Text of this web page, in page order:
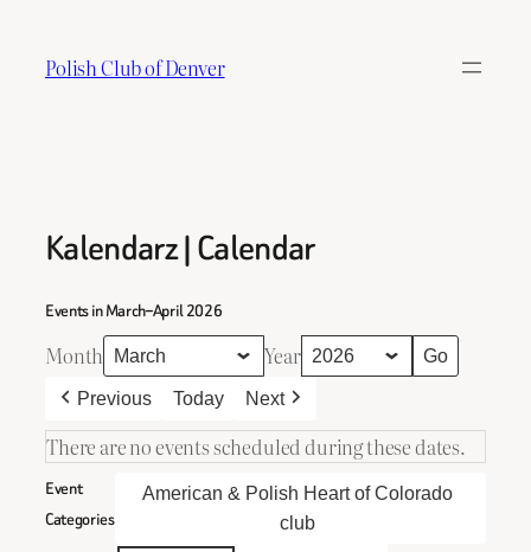
content
Polish Club of Denver
Kalendarz | Calendar
Events in March–April 2026
Month Year
Previous Today Next
There are no events scheduled during these dates.
Event
Categories
American & Polish Heart of Colorado
club